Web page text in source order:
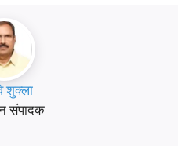
शुक्ला
संपादक